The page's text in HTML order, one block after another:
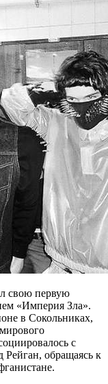
свою первую
«Империя Зла».
в Сокольниках,
с
Рейган, обращаясь к